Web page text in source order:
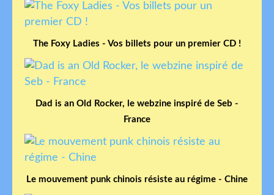
The Foxy Ladies - Vos billets pour un premier CD !
Dad is an Old Rocker, le webzine inspiré de Seb -
France
Le mouvement punk chinois résiste au régime - Chine